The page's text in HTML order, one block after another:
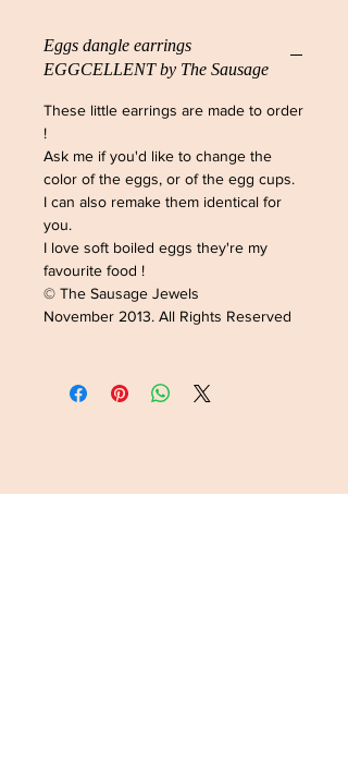
Eggs dangle earrings
EGGCELLENT by The Sausage
These little earrings are made to order
!
Ask me if you'd like to change the
color of the eggs, or of the egg cups.
I can also remake them identical for
you.
I love soft boiled eggs they're my
favourite food !
© The Sausage Jewels
November 2013. All Rights Reserved